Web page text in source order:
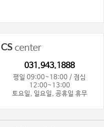
CScenter
031.943.1888
평일 09:00~18:00 / 점심
12:00~13:00
토요일, 일요일, 공휴일 휴무